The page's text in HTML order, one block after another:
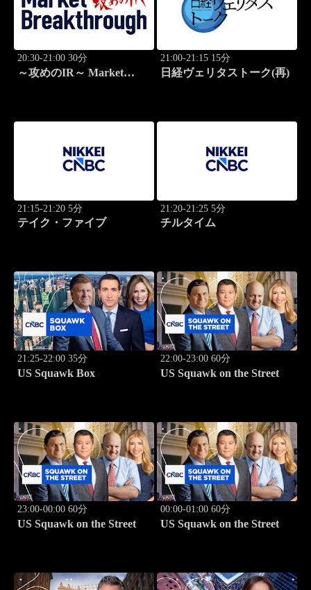
20:30-21:00 30分
～攻めのIR～ Market
21:00-21:15 15分
日経ヴェリタストーク(再)
21:15-21:20 5分
テイク・ファイブ
21:20-21:25 5分
チルタイム
21:25-22:00 35分
US Squawk Box
22:00-23:00 60分
US Squawk on the Street
23:00-00:00 60分
US Squawk on the Street
00:00-01:00 60分
US Squawk on the Street